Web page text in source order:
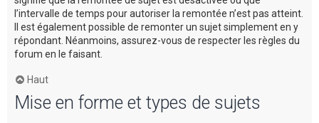
l’intervalle de temps pour autoriser la remontée n’est pas atteint.
Il est également possible de remonter un sujet simplement en y
répondant. Néanmoins, assurez-vous de respecter les règles du
forum en le faisant.
Haut
Mise en forme et types de sujets